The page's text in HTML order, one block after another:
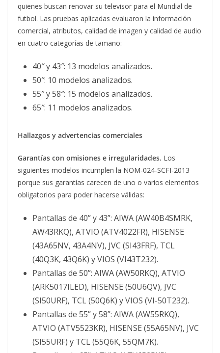
quienes buscan renovar su televisor para el Mundial de
futbol. Las pruebas aplicadas evaluaron la información
comercial, atributos, calidad de imagen y calidad de audio
en cuatro categorías de tamaño:
40″ y 43″: 13 modelos analizados.
50″: 10 modelos analizados.
55″ y 58″: 15 modelos analizados.
65″: 11 modelos analizados.
Hallazgos y advertencias comerciales
Garantías con omisiones e irregularidades. Los
siguientes modelos incumplen la NOM-024-SCFI-2013
porque sus garantías carecen de uno o varios elementos
obligatorios para poder hacerse válidas:
Pantallas de 40” y 43”: AIWA (AW40B4SMRK,
AW43RKQ), ATVIO (ATV4022FR), HISENSE
(43A65NV, 43A4NV), JVC (SI43FRF), TCL
(40Q3K, 43Q6K) y VIOS (VI43T232).
Pantallas de 50”: AIWA (AW50RKQ), ATVIO
(ARK5017ILED), HISENSE (50U6QV), JVC
(SI50URF), TCL (50Q6K) y VIOS (VI-50T232).
Pantallas de 55” y 58”: AIWA (AW55RKQ),
ATVIO (ATV5523KR), HISENSE (55A65NV), JVC
(SI55URF) y TCL (55Q6K, 55QM7K).